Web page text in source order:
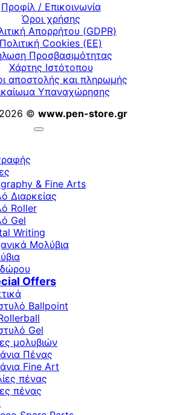
Προφίλ / Επικοινωνία
Όροι χρήσης
Απορρήτου (GDPR)
Πολιτική Cookies (ΕΕ)
Προσβασιμότητας
Χάρτης Ιστότοπου
αποστολής και πληρωμής
Υπαναχώρησης
© www.pen-store.gr
& Fine Arts
Διαρκείας
Roller
Gel
Writing
Μολύβια
Offers
Ballpoint
Gel
μολυβιών
Πένας
Fine Art
πένας
πένας